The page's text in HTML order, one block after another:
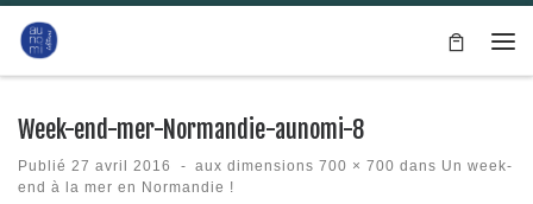
Passer au contenu
Week-end-mer-Normandie-aunomi-8
Publié 27 avril 2016 - aux dimensions 700 × 700 dans Un week-
end à la mer en Normandie !